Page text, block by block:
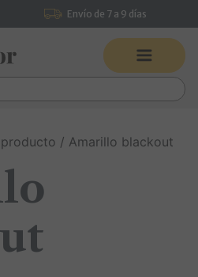
Envío de 7 a 9 días
/ Amarillo blackout